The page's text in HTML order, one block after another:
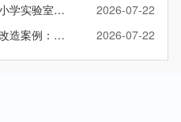
义务教育优质均衡时代，中小学实验室该如何标准化升级？
2026-07-22
甘肃某校理化生实验室升级改造案例：旧貌焕新颜，智教启新程
2026-07-22